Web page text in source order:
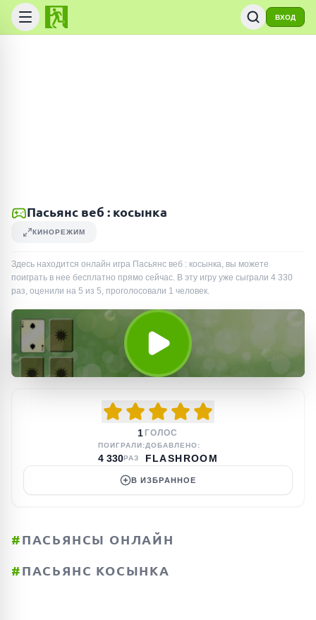
ВХОД
Пасьянс веб : косынка
КИНОРЕЖИМ
Здесь находится онлайн игра Пасьянс веб : косынка, вы можете
поиграть в нее бесплатно прямо сейчас. В эту игру уже сыграли 4 330
раз, оценили на 5 из 5, проголосовали 1 человек.
1 ГОЛОС
ПОИГРАЛИ:
4 330РАЗ
ДОБАВЛЕНО:
FLASHROOM
В ИЗБРАННОЕ
#ПАСЬЯНСЫ ОНЛАЙН
#ПАСЬЯНС КОСЫНКА